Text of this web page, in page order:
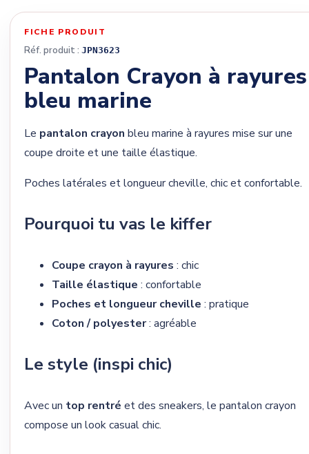
FICHE PRODUIT
Réf. produit : JPN3623
Pantalon Crayon à rayures
bleu marine
Le pantalon crayon bleu marine à rayures mise sur une
coupe droite et une taille élastique.
Poches latérales et longueur cheville, chic et confortable.
Pourquoi tu vas le kiffer
Coupe crayon à rayures : chic
Taille élastique : confortable
Poches et longueur cheville : pratique
Coton / polyester: agréable
Le style (inspi chic)
Avec un top rentré et des sneakers, le pantalon crayon
compose un look casual chic.